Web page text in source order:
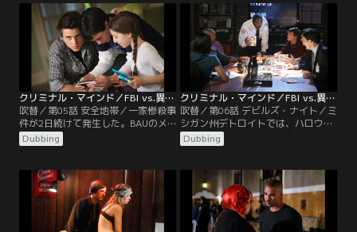
年以上前に起きた“虐殺者（ブッチ
ャー）”と酷似していると気付いた
ホッチは、当時の事件担当者ロッシ
を呼び出す。未解決に終わった忌ま
わしい連続殺人を再度見直すロッシ
は…。
虐に殺している。ガルシアはホッチ
に渉外担当を申し出、メンバーに同
行して現場に入った。遺族の話から
2組とも夫が“ボス猿タイプ”だと判
明。そんな中、さらに1組の犠牲者
が出る。
クリミナル・マインド／FBI vs.異常犯罪 シーズン6 第05話／吹替
吹替／第05話 安全地帯／一家惨殺事
件が2日続けて発生した。BAUのメ
ンバーが捜査に行こうとしたと
き、“暗闇王子”に殺された刑事の娘
方なくモーガンはエリーをガルシア
に託し現場に向かう。一方、惨殺事
件の犯人は子供を絞殺し両親を刺殺
しているが、事件現場には被害者が
犯人に料理を用意して、もてなして
Dubbing
クリミナル・マインド／FBI vs.異常犯罪 シーズン6 第06話／吹替
吹替／第06話 デビルズ・ナイト／ミ
シガン州デトロイトでは、ハロウィ
ーン前の3日間が“デビルズ・ナイ
ト”と呼ばれ、3年連続で放火事件に
年も顔を覆面で覆われた被害者が生
きたまま火を放たれた事件が起き
る。犯人は毎年3日間で3人殺してき
たことから、今年はあと2人が狙わ
れるはずだ…。
Dubbing